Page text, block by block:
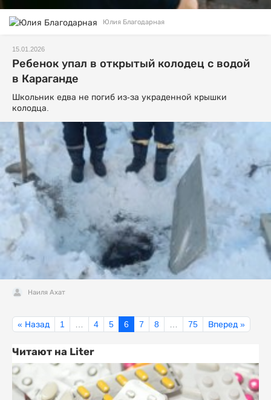
Юлия Благодарная
15.01.2026
Ребенок упал в открытый колодец с водой
в Караганде
Школьник едва не погиб из-за украденной крышки
колодца.
Наиля Ахат
« Назад 1 4 5 6 7 8 75 Вперед »
Читают на Liter